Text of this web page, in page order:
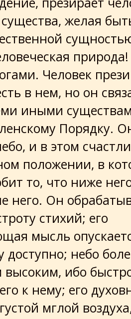
существа, желая
Человек
в нем, но он
иными
Порядку.
и в этом
положении, в
то, что ниже
него. Он
стихий; его
мысль
доступно; небо
ибо
к нему; его
мглой